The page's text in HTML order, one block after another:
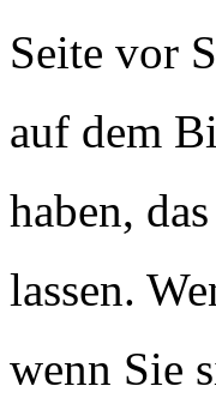
Seite vor
auf dem
haben,
lassen.
wenn Sie